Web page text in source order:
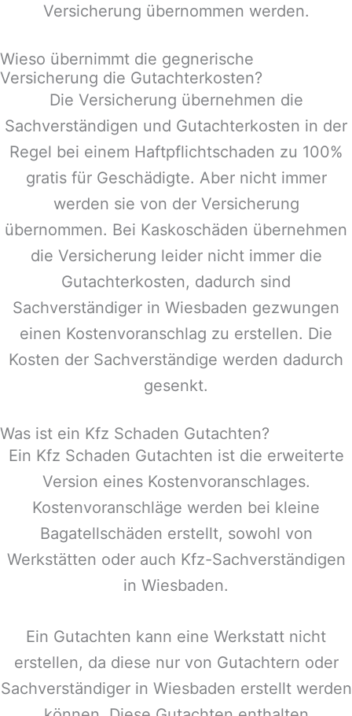
Versicherung übernommen werden.
Wieso übernimmt die gegnerische
Versicherung die Gutachterkosten?
Die Versicherung übernehmen die
Sachverständigen und Gutachterkosten in der
Regel bei einem Haftpflichtschaden zu 100%
gratis für Geschädigte. Aber nicht immer
werden sie von der Versicherung
übernommen. Bei Kaskoschäden übernehmen
die Versicherung leider nicht immer die
Gutachterkosten, dadurch sind
Sachverständiger in Wiesbaden gezwungen
einen Kostenvoranschlag zu erstellen. Die
Kosten der Sachverständige werden dadurch
gesenkt.
Was ist ein Kfz Schaden Gutachten?
Ein Kfz Schaden Gutachten ist die erweiterte
Version eines Kostenvoranschlages.
Kostenvoranschläge werden bei kleine
Bagatellschäden erstellt, sowohl von
Werkstätten oder auch Kfz-Sachverständigen
in Wiesbaden.
Ein Gutachten kann eine Werkstatt nicht
erstellen, da diese nur von Gutachtern oder
Sachverständiger in Wiesbaden erstellt werden